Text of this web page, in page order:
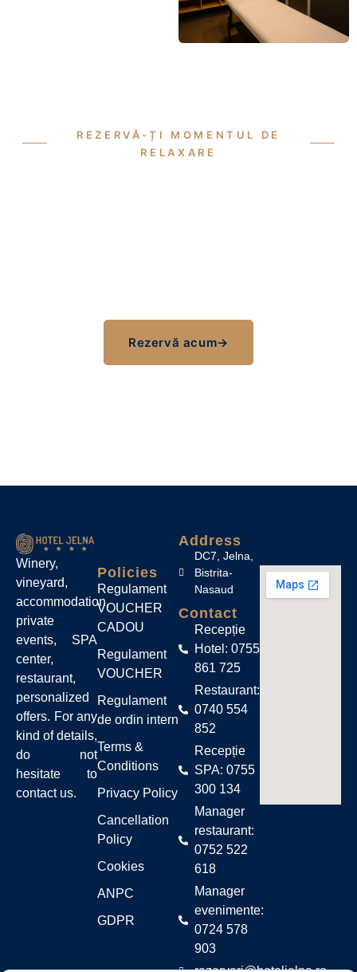
REZERVĂ-ȚI MOMENTUL DE
RELAXARE
Rezervă acum→
Winery,
vineyard,
accommodation,
private
events, SPA
center,
restaurant,
personalized
offers. For any
kind of details,
do not
hesitate to
contact us.
Policies
Regulament
VOUCHER
CADOU
Regulament
VOUCHER
Regulament
de ordin intern
Terms &
Conditions
Privacy Policy
Cancellation
Policy
Cookies
ANPC
GDPR
Address
DC7, Jelna,
Bistrita-
Nasaud
Contact
Recepție
Hotel: 0755
861 725
Restaurant:
0740 554
852
Recepție
SPA: 0755
300 134
Manager
restaurant:
0752 522
618
Manager
evenimente:
0724 578
903